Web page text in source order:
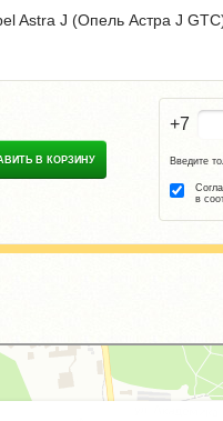
Astra J (Опель Астра J
В КОРЗИНУ
+7
Введите
в